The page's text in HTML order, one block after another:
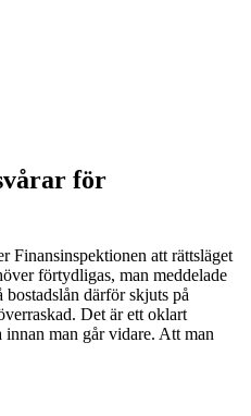
för
Finansinspektionen att rättsläget
förtydligas, man meddelade
därför skjuts på
Det är ett oklart
man går vidare. Att man